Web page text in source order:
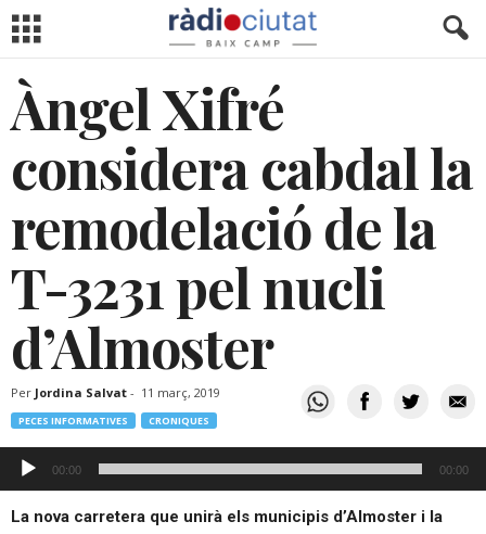
Àngel Xifré
considera cabdal la
remodelació de la
T-3231 pel nucli
d’Almoster
Per Jordina Salvat - 11 març, 2019
PECES INFORMATIVES CRONIQUES
Reproductor
d'àudio
00:00 00:00
La nova carretera que unirà els municipis d’Almoster i la